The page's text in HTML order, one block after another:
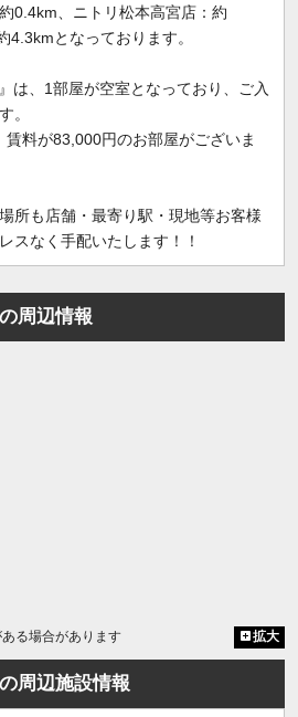
0.4km、ニトリ松本高宮店：約
4.3kmとなっております。
は、1部屋が空室となっており、ご入
。
料が83,000円のお部屋がございま
所も店舗・最寄り駅・現地等お客様
スなく手配いたします！！
周辺情報
る場合があります 拡大
周辺施設情報